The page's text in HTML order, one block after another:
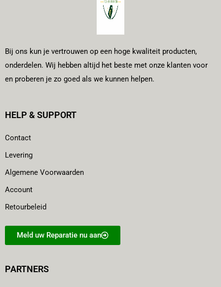
Bij ons kun je vertrouwen op een hoge kwaliteit producten,
onderdelen. Wij hebben altijd het beste met onze klanten voor
en proberen je zo goed als we kunnen helpen.
HELP & SUPPORT
Contact
Levering
Algemene Voorwaarden
Account
Retourbeleid
Meld uw Reparatie nu aan
PARTNERS